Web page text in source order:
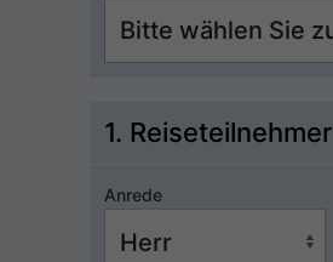
1. Reiseteilnehmer
Anrede